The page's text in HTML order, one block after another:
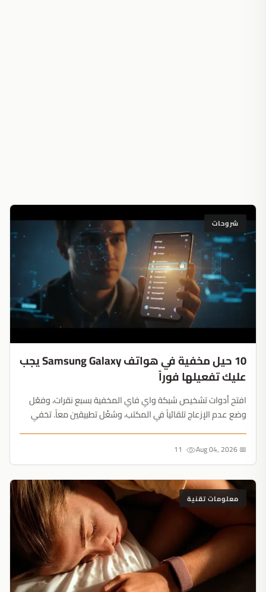
شروحات
10 حيل مخفية في هواتف Samsung Galaxy يجب
عليك تفعيلها فوراً
افتح أدوات تشخيص شبكة واي فاي المخفية بسبع نقرات، وفعّل
وضع عدم الإزعاج تلقائياً في المكتب، وشغّل تطبيقين معاً. تخفي
📅 Aug 04, 2026
معلومات تقنية